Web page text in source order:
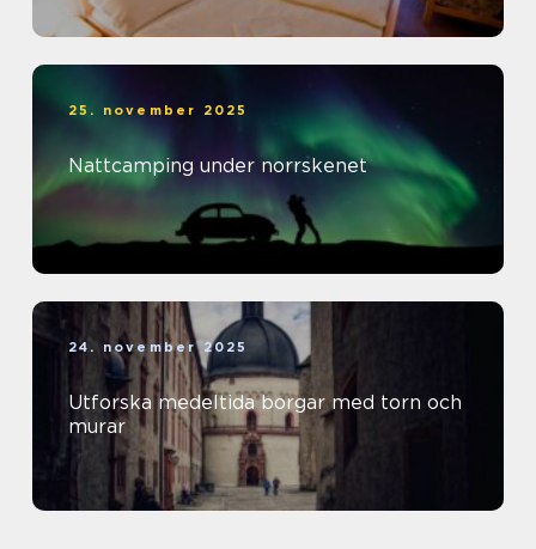
25. november 2025
Nattcamping under norrskenet
24. november 2025
Utforska medeltida borgar med torn och
murar